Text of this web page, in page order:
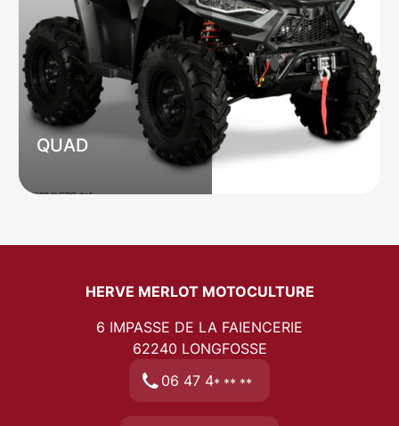
QUAD
HERVE MERLOT MOTOCULTURE
6 IMPASSE DE LA FAIENCERIE
62240 LONGFOSSE
06 47 4* ** **